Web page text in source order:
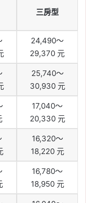
三房型
24,490～
29,370 元
25,740～
30,930 元
17,040～
20,330 元
16,320～
18,220 元
16,780～
18,950 元